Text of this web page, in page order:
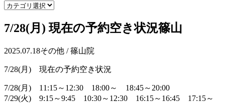
7/28(月) 現在の予約空き状況篠山
2025.07.18その他 / 篠山院
7/28(月) 現在の予約空き状況
7/28(月) 11:15～12:30 18:00～ 18:45～20:00
7/29(火) 9:15～9:45 10:30～12:30 16:15～16:45 17:15～